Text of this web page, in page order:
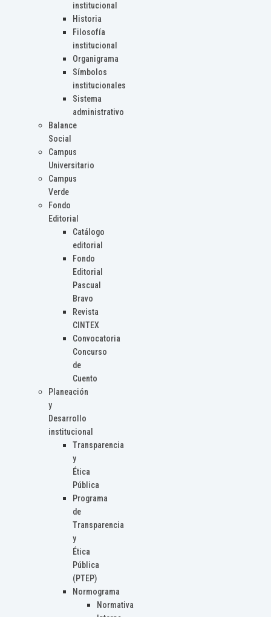
institucional
Historia
Filosofía
institucional
Organigrama
Símbolos
institucionales
Sistema
administrativo
Balance
Social
Campus
Universitario
Campus
Verde
Fondo
Editorial
Catálogo
editorial
Fondo
Editorial
Pascual
Bravo
Revista
CINTEX
Convocatoria
Concurso
de
Cuento
Planeación
y
Desarrollo
institucional
Transparencia
y
Ética
Pública
Programa
de
Transparencia
y
Ética
Pública
(PTEP)
Normograma
Normativa